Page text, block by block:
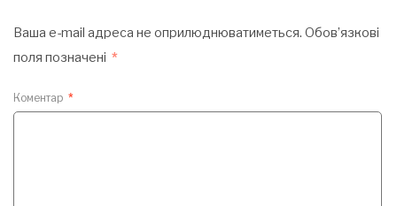
Ваша e-mail адреса не оприлюднюватиметься. Обов’язкові
поля позначені *
Коментар *